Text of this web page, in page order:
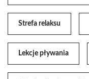
Strefa relaksu
Lekcje pływania